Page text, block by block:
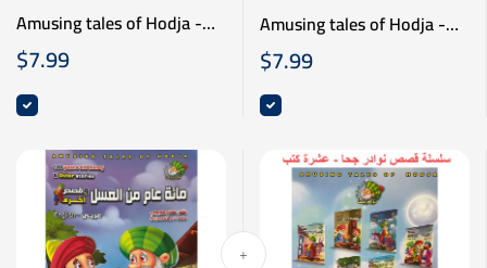
Amusing tales of Hodja -
نوادر جحا - حكمة جحا - عربي
انكليزي
$7.99
Amusing tales of Hodja -
نوادر جحا - شهبندر التجار -
عربي انكليزي
$7.99